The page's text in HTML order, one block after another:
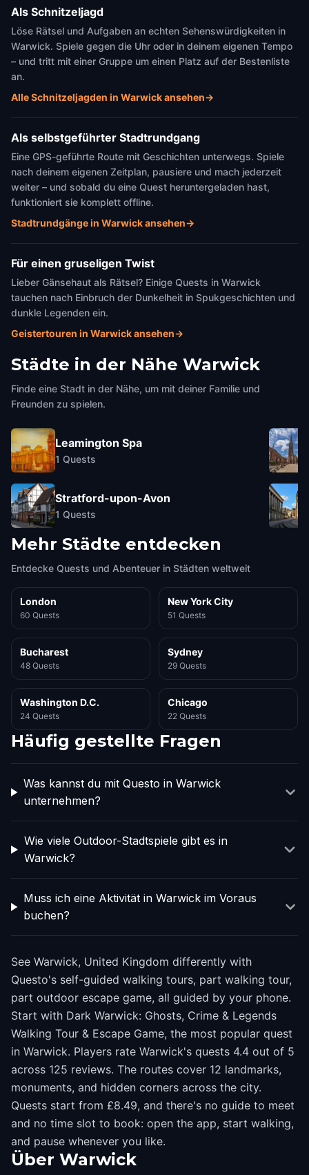
Als Schnitzeljagd
Löse Rätsel und Aufgaben an echten Sehenswürdigkeiten in
Warwick. Spiele gegen die Uhr oder in deinem eigenen Tempo
– und tritt mit einer Gruppe um einen Platz auf der Bestenliste
an.
Alle Schnitzeljagden in Warwick ansehen→
Als selbstgeführter Stadtrundgang
Eine GPS-geführte Route mit Geschichten unterwegs. Spiele
nach deinem eigenen Zeitplan, pausiere und mach jederzeit
weiter – und sobald du eine Quest heruntergeladen hast,
funktioniert sie komplett offline.
Stadtrundgänge in Warwick ansehen→
Für einen gruseligen Twist
Lieber Gänsehaut als Rätsel? Einige Quests in Warwick
tauchen nach Einbruch der Dunkelheit in Spukgeschichten und
dunkle Legenden ein.
Geistertouren in Warwick ansehen→
Städte in der Nähe Warwick
Finde eine Stadt in der Nähe, um mit deiner Familie und
Freunden zu spielen.
Leamington Spa
1 Quests
Stratford-upon-Avon
1 Quests
Mehr Städte entdecken
Entdecke Quests und Abenteuer in Städten weltweit
London
60 Quests
New York City
51 Quests
Bucharest
48 Quests
Sydney
29 Quests
Washington D.C.
24 Quests
Chicago
22 Quests
Häufig gestellte Fragen
Was kannst du mit Questo in Warwick
unternehmen?
Wie viele Outdoor-Stadtspiele gibt es in
Warwick?
Muss ich eine Aktivität in Warwick im Voraus
buchen?
See Warwick, United Kingdom differently with
Questo's self-guided walking tours, part walking tour,
part outdoor escape game, all guided by your phone.
Start with Dark Warwick: Ghosts, Crime & Legends
Walking Tour & Escape Game, the most popular quest
in Warwick. Players rate Warwick's quests 4.4 out of 5
across 125 reviews. The routes cover 12 landmarks,
monuments, and hidden corners across the city.
Quests start from £8.49, and there's no guide to meet
and no time slot to book: open the app, start walking,
and pause whenever you like.
Über Warwick